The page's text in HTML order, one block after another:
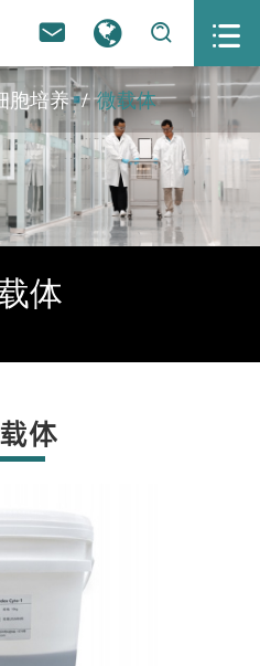
  
胞培养 微载体
体
体